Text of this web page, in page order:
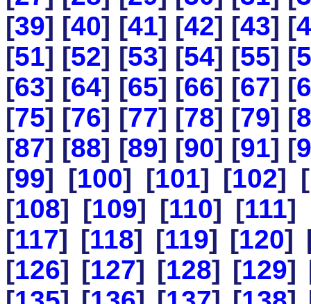
[39] [40] [41] [42] [43] [
[51] [52] [53] [54] [55] [
[63] [64] [65] [66] [67] [
[75] [76] [77] [78] [79] [
[87] [88] [89] [90] [91] [
[99] [100] [101] [102] [
[108] [109] [110] [111]
[117] [118] [119] [120]
[126] [127] [128] [129]